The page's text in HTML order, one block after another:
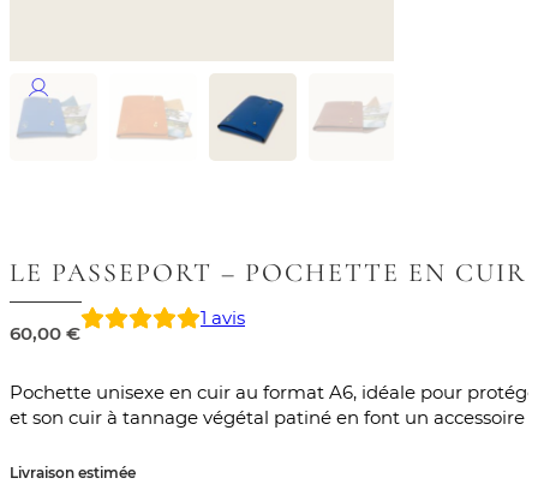
LE PASSEPORT – POCHETTE EN
60,00 €
1 avis
Pochette unisexe en cuir au format A6, idéale pour
et son cuir à tannage végétal patiné en font un
Livraison estimée